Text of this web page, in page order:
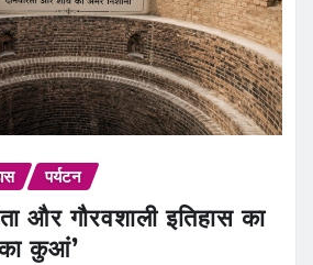
पर्यटन
और गौरवशाली इतिहास का
कुआं’